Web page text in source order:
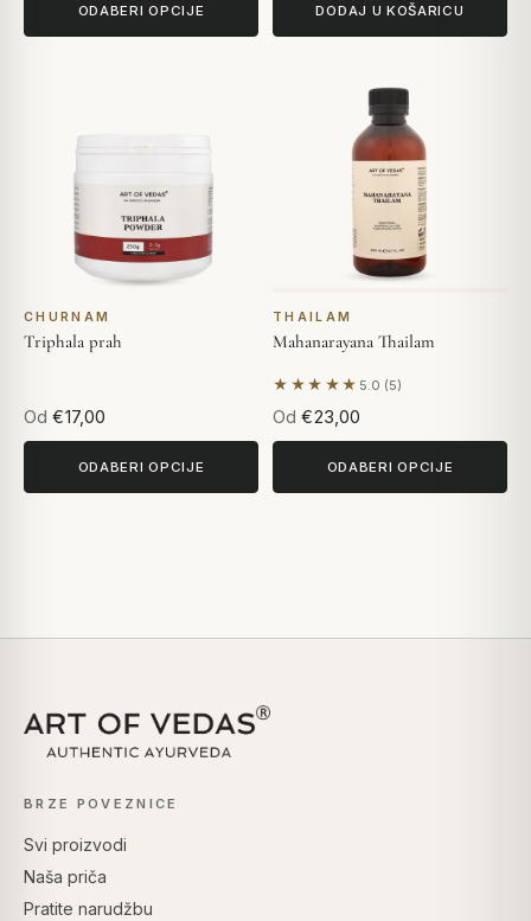
ODABERI OPCIJE DODAJ U KOŠARICU
CHURNAM
Triphala prah
Od €17,00
ODABERI OPCIJE
THAILAM
Mahanarayana Thailam
★★★★★ 5.0 (5)
Na temelju 5 recenzija
Od €23,00
ODABERI OPCIJE
BRZE POVEZNICE
Svi proizvodi
Naša priča
Pratite narudžbu